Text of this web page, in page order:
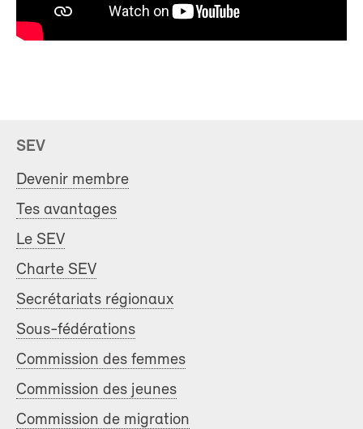
SEV
Devenir membre
Tes avantages
Le SEV
Charte SEV
Secrétariats régionaux
Sous-fédérations
Commission des femmes
Commission des jeunes
Commission de migration